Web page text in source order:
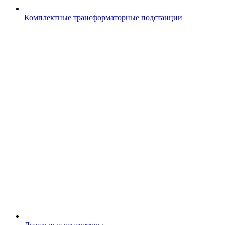
Комплектные трансформаторные подстанции